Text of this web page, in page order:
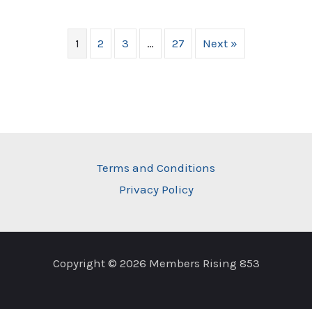
1 2 3 … 27 Next »
Terms and Conditions
Privacy Policy
Copyright © 2026 Members Rising 853